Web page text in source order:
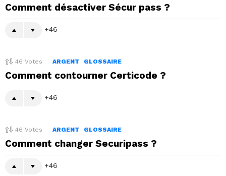
Comment désactiver Sécur pass ?
46
46 Votes ARGENT GLOSSAIRE
Comment contourner Certicode ?
46
46 Votes ARGENT GLOSSAIRE
Comment changer Securipass ?
46